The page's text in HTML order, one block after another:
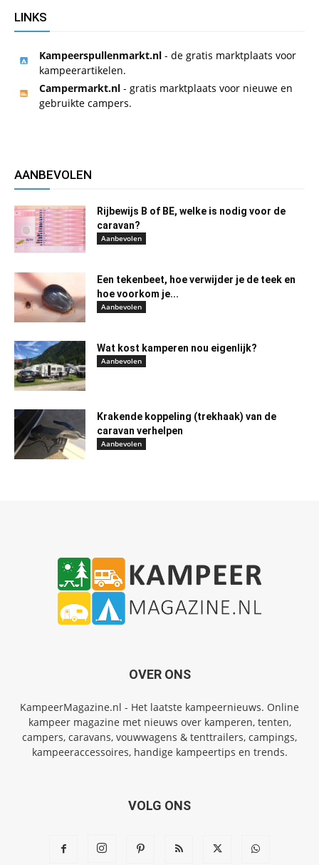
LINKS
Kampeerspullenmarkt.nl - de gratis marktplaats voor
kampeerartikelen.
Campermarkt.nl - gratis marktplaats voor nieuwe en
gebruikte campers.
AANBEVOLEN
Rijbewijs B of BE, welke is nodig voor de
caravan?
Aanbevolen
Een tekenbeet, hoe verwijder je de teek en
hoe voorkom je...
Aanbevolen
Wat kost kamperen nou eigenlijk?
Aanbevolen
Krakende koppeling (trekhaak) van de
caravan verhelpen
Aanbevolen
OVER ONS
KampeerMagazine.nl - Het laatste kampeernieuws. Online
kampeer magazine met nieuws over kamperen, tenten,
campers, caravans, vouwwagens & tenttrailers, campings,
kampeeraccessoires, handige kampeertips en trends.
VOLG ONS